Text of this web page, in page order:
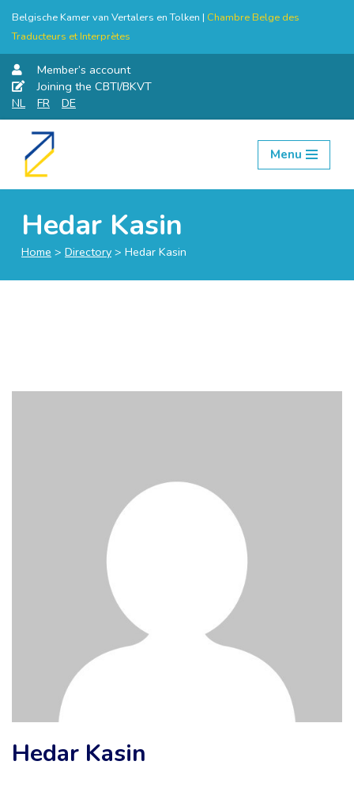
Belgische Kamer van Vertalers en Tolken | Chambre Belge des
Traducteurs et Interprètes
Member’s account
Joining the CBTI/BKVT
NL
FR DE
Skip
Menu
Hedar Kasin
Home > Directory > Hedar Kasin
Hedar Kasin